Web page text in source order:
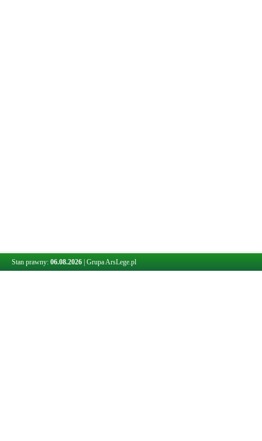
Stan prawny: 06.08.2026 Grupa ArsLege.pl